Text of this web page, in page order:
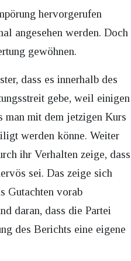
hervorgerufen
angesehen werden. Doch
gewöhnen.
dass es innerhalb des
gebe, weil einigen
man mit dem jetzigen Kurs
werden könne. Weiter
ihr Verhalten zeige, dass
sei. Das zeige sich
Gutachten vorab
daran, dass die Partei
des Berichts eine eigene